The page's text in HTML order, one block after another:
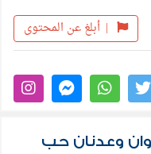
| أبلغ عن المحتوى
وعدنان حب